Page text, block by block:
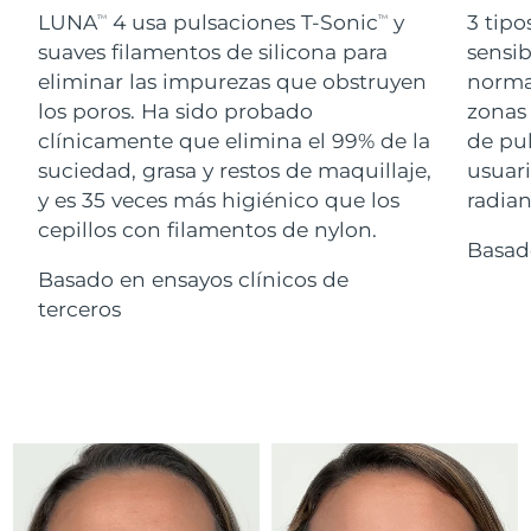
LUNATM 4 usa pulsaciones T-SonicTM
y
suaves filamentos de silicona para
eliminar las impurezas que obstruyen
los poros. Ha sido probado
clínicamente que elimina el 99% de la
suciedad, grasa y restos de maquillaje,
y es 35 veces más higiénico que los
cepillos con filamentos de nylon.
Basado en ensayos clínicos de
terceros
3
de
For healthy hair
18% PAP
Cosméticos Hombres
Comprar todo
FOREO APP
Israel Entrega prevista 13/08/2026
Italia Entrega prevista09/08/2026
Japón Entrega prevista12/08/2026
Jersey Entrega prevista 14/08/2026
11/08/2026
Kuwait
Lituania Entrega prevista09/08/2026